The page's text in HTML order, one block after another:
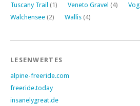
Tuscany Trail (1) Veneto Gravel (4)
Walchensee (2) Wallis (4)
LESENWERTES
alpine-freeride.com
freeride.today
insanelygreat.de